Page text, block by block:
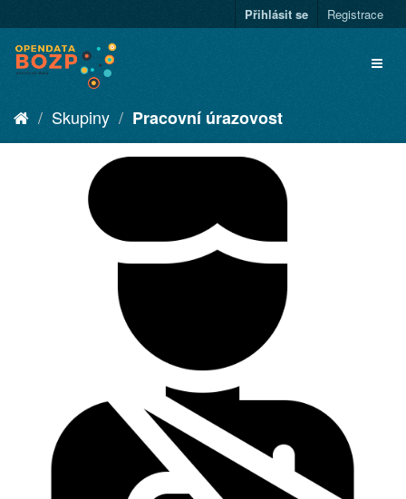
Přihlásit se Registrace
Skupiny Pracovní úrazovost